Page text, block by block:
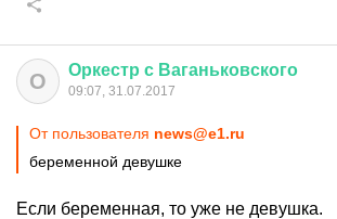
О Оркестр с Ваганьковского
09:07, 31.07.2017
От пользователя news@e1.ru
беременной девушке
Если беременная, то уже не девушка.